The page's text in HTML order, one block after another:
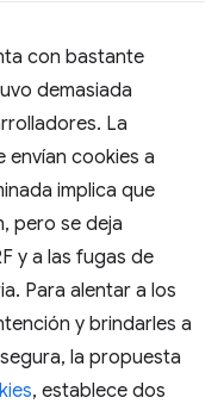
con bastante
demasiada
La
envían cookies a
implica que
pero se deja
y a las fugas de
Para alentar a los
y brindarles a
la propuesta
, establece dos